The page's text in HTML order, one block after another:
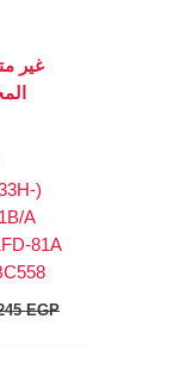
غير
81A
EGP